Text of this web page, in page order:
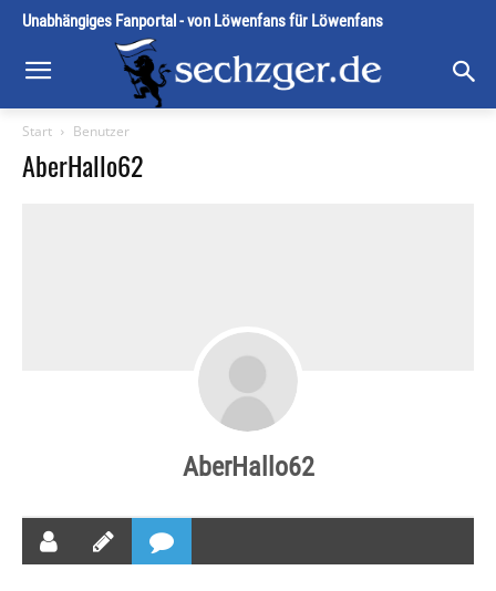
Unabhängiges Fanportal - von Löwenfans für Löwenfans
Start Benutzer
AberHallo62
AberHallo62